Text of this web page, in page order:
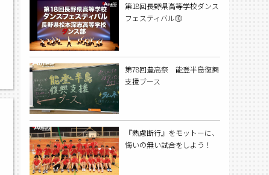
第18回長野県高等学校ダンス
フェスティバル⑩
第78回豊高祭 能登半島復興
支援ブース
『熟慮断行』をモットーに、
悔いの無い試合をしよう！